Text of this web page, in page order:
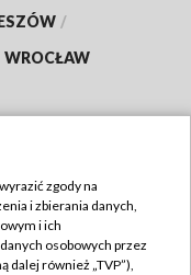
/
WROCŁAW
zgody na
i zbierania danych,
i ich
osobowych przez
dalej również „TVP”),